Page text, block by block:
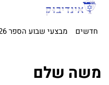
חדשים מבצעי שבוע הספר 2026
משה שלם